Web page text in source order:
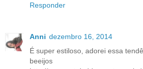
Responder
Anni dezembro 16, 2014
É super estiloso, adorei essa
beeijos